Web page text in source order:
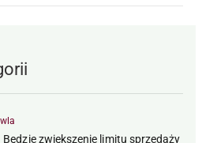
Będzie zwiększenie limitu sprzedaży